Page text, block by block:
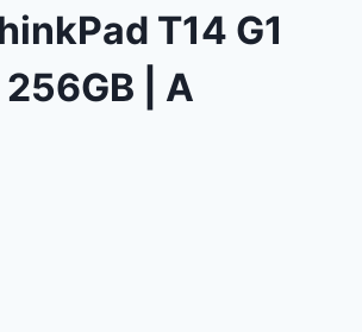
T14 G1
| A